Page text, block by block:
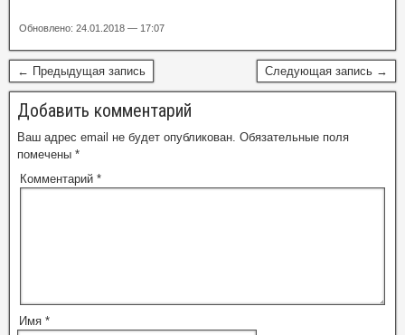
Обновлено: 24.01.2018 — 17:07
← Предыдущая запись Следующая запись →
Добавить комментарий
Ваш адрес email не будет опубликован. Обязательные поля
помечены *
Комментарий *
Имя *